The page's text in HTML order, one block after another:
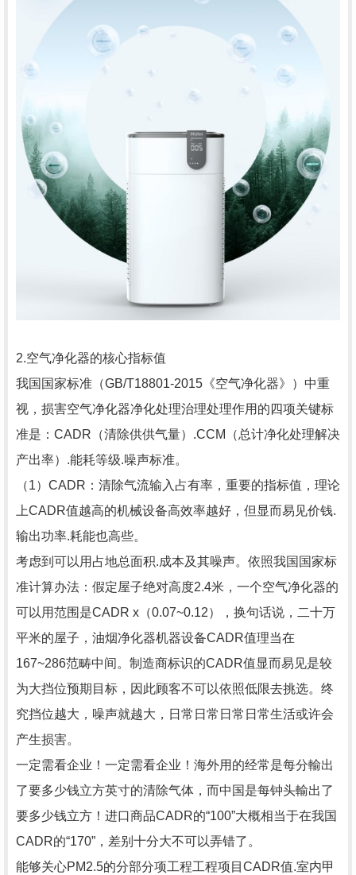
2.空气净化器的核心指标值
我国国家标准（GB/T18801-2015《空气净化器》）中重
视，损害空气净化器净化处理治理处理作用的四项关键标
准是：CADR（清除供供气量）.CCM（总计净化处理解决
产出率）.能耗等级.噪声标准。
（1）CADR：清除气流输入占有率，重要的指标值，理论
上CADR值越高的机械设备高效率越好，但显而易见价钱.
输出功率.耗能也高些。
考虑到可以用占地总面积.成本及其噪声。依照我国国家标
准计算办法：假定屋子绝对高度2.4米，一个空气净化器的
可以用范围是CADR x（0.07~0.12），换句话说，二十万
平米的屋子，油烟净化器机器设备CADR值理当在
167~286范畴中间。制造商标识的CADR值显而易见是较
为大挡位预期目标，因此顾客不可以依照低限去挑选。终
究挡位越大，噪声就越大，日常日常日常日常生活或许会
产生损害。
一定需看企业！一定需看企业！海外用的经常是每分輸出
了要多少钱立方英寸的清除气体，而中国是每钟头輸出了
要多少钱立方！进口商品CADR的“100”大概相当于在我国
CADR的“170”，差别十分大不可以弄错了。
能够关心PM2.5的分部分项工程工程项目CADR值.室内甲